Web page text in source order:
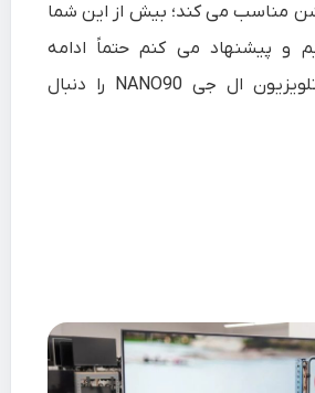
مناسب می کند؛ بیش از این شما
و پیشنهاد می کنم حتماً ادامه
بررسی تخصصی تلویزیون ال جی NANO90 را دنبال